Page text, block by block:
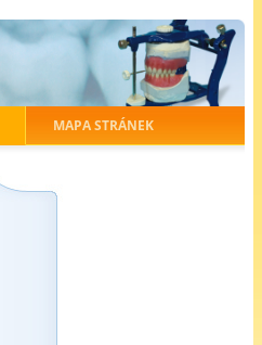
MAPA STRÁNEK